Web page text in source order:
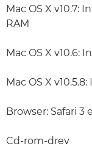
Mac OS X v10.7:
RAM
Mac OS X v10.6:
Mac OS X
Browser: Safari 3
Cd-rom-drev